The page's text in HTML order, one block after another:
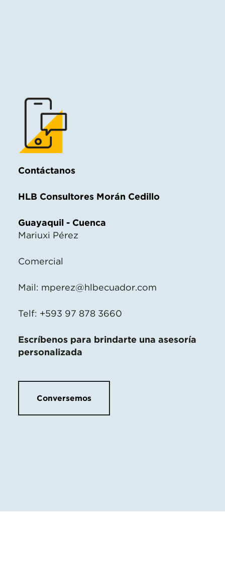
Contáctanos
HLB Consultores Morán Cedillo
Guayaquil - Cuenca
Mariuxi Pérez
Comercial
Mail: mperez@hlbecuador.com
Telf: +593 97 878 3660
Escríbenos para brindarte una asesoría
personalizada
Conversemos